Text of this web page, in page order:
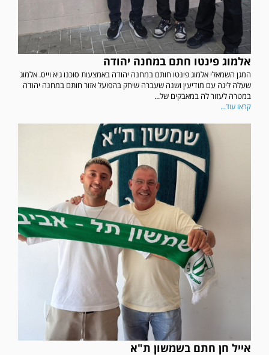
אלמוג פינטו חתם במחנה יהודה
המגן השמאלי אלמוג פינטו חותם במחנה יהודה באמצעות סוכנו גיא וייס. אלמוג
שעלה ליגה עם מודיעין ושנה שעברה שיחק בהפועל אזור חותם במחנה יהודה
במטרה לעזור לה במאבקים של...
קראו עוד...
אייל חן חתם בשמשון ת"א
במשחק אימון שהתקיים הבוקר יום ה' ניצחה קרית מלאכי את עירוני אשדוד 5-0.